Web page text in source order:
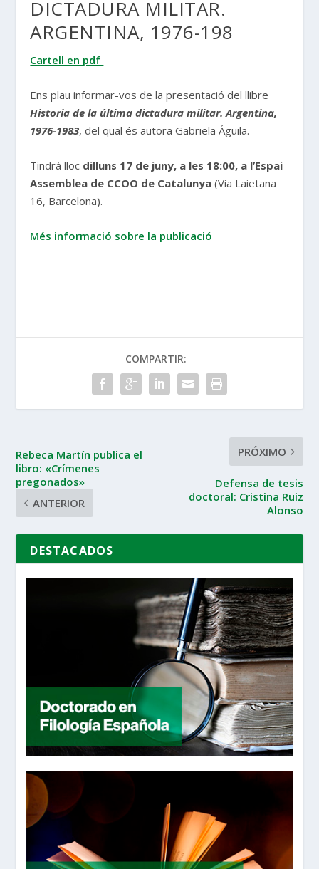
DICTADURA MILITAR.
ARGENTINA, 1976-198
Cartell en pdf
Ens plau informar-vos de la presentació del llibre
Historia de la última dictadura militar. Argentina,
1976-1983, del qual és autora Gabriela Águila.
Tindrà lloc dilluns 17 de juny, a les 18:00, a l’Espai
Assemblea de CCOO de Catalunya (Via Laietana
16, Barcelona).
Més informació sobre la publicació
COMPARTIR:
Rebeca Martín publica el
libro: «Crímenes
pregonados»
ANTERIOR
PRÓXIMO
Defensa de tesis
doctoral: Cristina Ruiz
Alonso
DESTACADOS